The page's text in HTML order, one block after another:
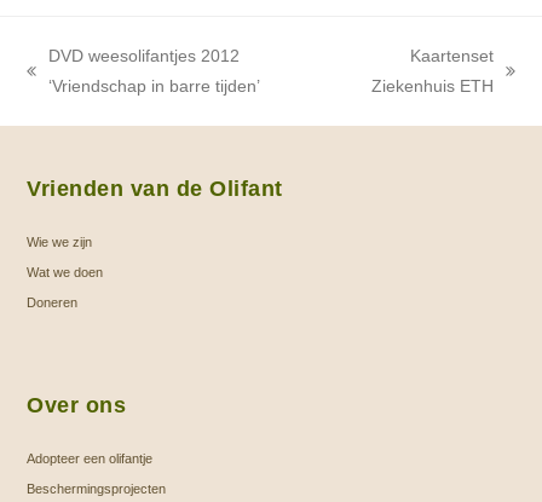
previous
DVD weesolifantjes 2012
‘Vriendschap in barre tijden’
next
Kaartenset
Ziekenhuis ETH
Vrienden van de Olifant
Wie we zijn
Wat we doen
Doneren
Over ons
Adopteer een olifantje
Beschermingsprojecten